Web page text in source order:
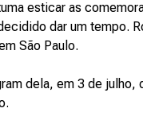
esticar as
dar um tempo.
São Paulo.
dela, em 3 de julho,